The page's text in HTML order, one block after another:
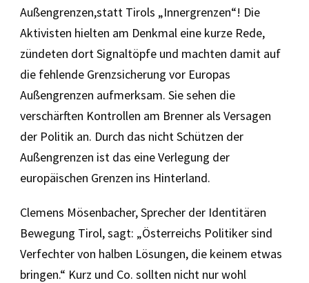
Außengrenzen,statt Tirols „Innergrenzen“! Die
Aktivisten hielten am Denkmal eine kurze Rede,
zündeten dort Signaltöpfe und machten damit auf
die fehlende Grenzsicherung vor Europas
Außengrenzen aufmerksam. Sie sehen die
verschärften Kontrollen am Brenner als Versagen
der Politik an. Durch das nicht Schützen der
Außengrenzen ist das eine Verlegung der
europäischen Grenzen ins Hinterland.
Clemens Mösenbacher, Sprecher der Identitären
Bewegung Tirol, sagt: „Österreichs Politiker sind
Verfechter von halben Lösungen, die keinem etwas
bringen.“ Kurz und Co. sollten nicht nur wohl